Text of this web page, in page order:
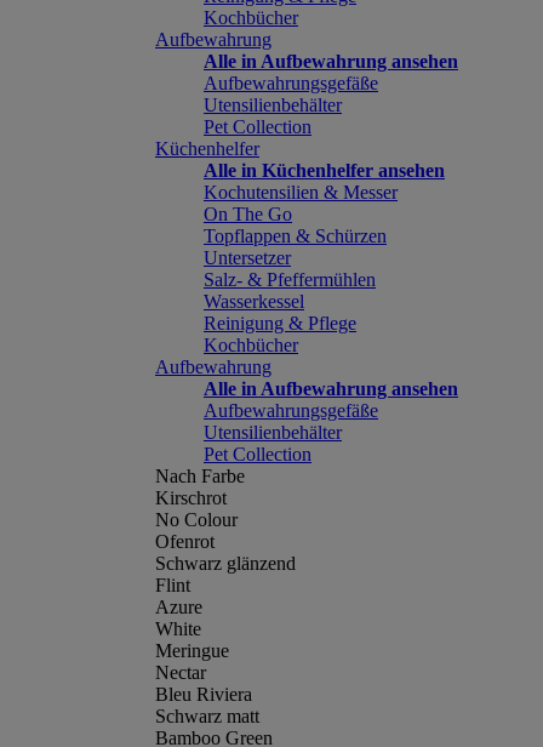
Kochbücher
Aufbewahrung
Alle in Aufbewahrung ansehen
Aufbewahrungsgefäße
Utensilienbehälter
Pet Collection
Küchenhelfer
Alle in Küchenhelfer ansehen
Kochutensilien & Messer
On The Go
Topflappen & Schürzen
Untersetzer
Salz- & Pfeffermühlen
Wasserkessel
Reinigung & Pflege
Kochbücher
Aufbewahrung
Alle in Aufbewahrung ansehen
Aufbewahrungsgefäße
Utensilienbehälter
Pet Collection
Nach Farbe
Kirschrot
No Colour
Ofenrot
Schwarz glänzend
Flint
Azure
White
Meringue
Nectar
Bleu Riviera
Schwarz matt
Bamboo Green